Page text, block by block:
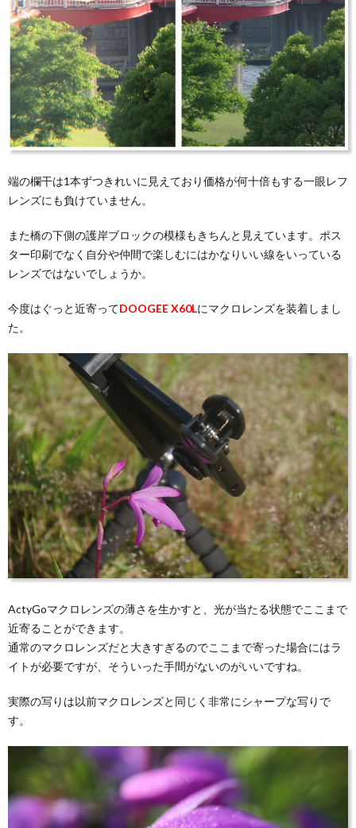
端の欄干は1本ずつきれいに見えており価格が何十倍もする一眼レフ
レンズにも負けていません。
また橋の下側の護岸ブロックの模様もきちんと見えています。ポス
ター印刷でなく自分や仲間で楽しむにはかなりいい線をいっている
レンズではないでしょうか。
今度はぐっと近寄ってDOOGEE X60Lにマクロレンズを装着しまし
た。
ActyGoマクロレンズの薄さを生かすと、光が当たる状態でここまで
近寄ることができます。
通常のマクロレンズだと大きすぎるのでここまで寄った場合にはラ
イトが必要ですが、そういった手間がないのがいいですね。
実際の写りは以前マクロレンズと同じく非常にシャープな写りで
す。